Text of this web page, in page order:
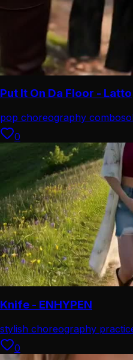
Put It On Da Floor - Latto
pop choreography combo
0
Knife - ENHYPEN
stylish choreography
performance
0